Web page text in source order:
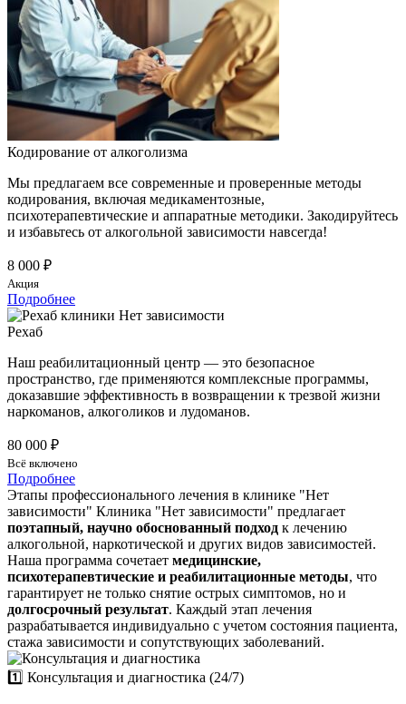
Кодирование от алкоголизма
Мы предлагаем все современные и проверенные методы
кодирования, включая медикаментозные,
психотерапевтические и аппаратные методики. Закодируйтесь
и избавьтесь от алкогольной зависимости навсегда!
8 000 ₽
Акция
Подробнее
Рехаб
Наш реабилитационный центр — это безопасное
пространство, где применяются комплексные программы,
доказавшие эффективность в возвращении к трезвой жизни
наркоманов, алкоголиков и лудоманов.
80 000 ₽
Всё включено
Подробнее
Этапы профессионального лечения в клинике "Нет
зависимости" Клиника "Нет зависимости" предлагает
поэтапный, научно обоснованный подход к лечению
алкогольной, наркотической и других видов зависимостей.
Наша программа сочетает медицинские,
психотерапевтические и реабилитационные методы, что
гарантирует не только снятие острых симптомов, но и
долгосрочный результат. Каждый этап лечения
разрабатывается индивидуально с учетом состояния пациента,
стажа зависимости и сопутствующих заболеваний.
1️⃣ Консультация и диагностика (24/7)